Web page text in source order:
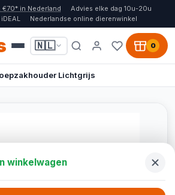
€70* in Nederland
Advies elke dag 10u-20u
Nederlandse online dierenwinkel
🇳🇱 0
Lichtgrijs
winkelwagen